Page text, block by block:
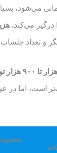
می‌شود،
می‌کند،
و تعداد
است، اما در